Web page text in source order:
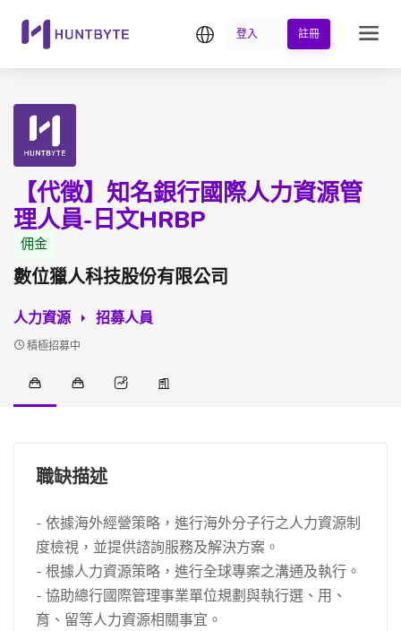
繁中登入 註冊
【代徵】知名銀行國際人力資源管
理人員-日文HRBP
佣金
數位獵人科技股份有限公司
人力資源 招募人員
積極招募中
職缺描述
- 依據海外經營策略，進行海外分子行之人力資源制
度檢視，並提供諮詢服務及解決方案。
- 根據人力資源策略，進行全球專案之溝通及執行。
- 協助總行國際管理事業單位規劃與執行選、用、
育、留等人力資源相關事宜。